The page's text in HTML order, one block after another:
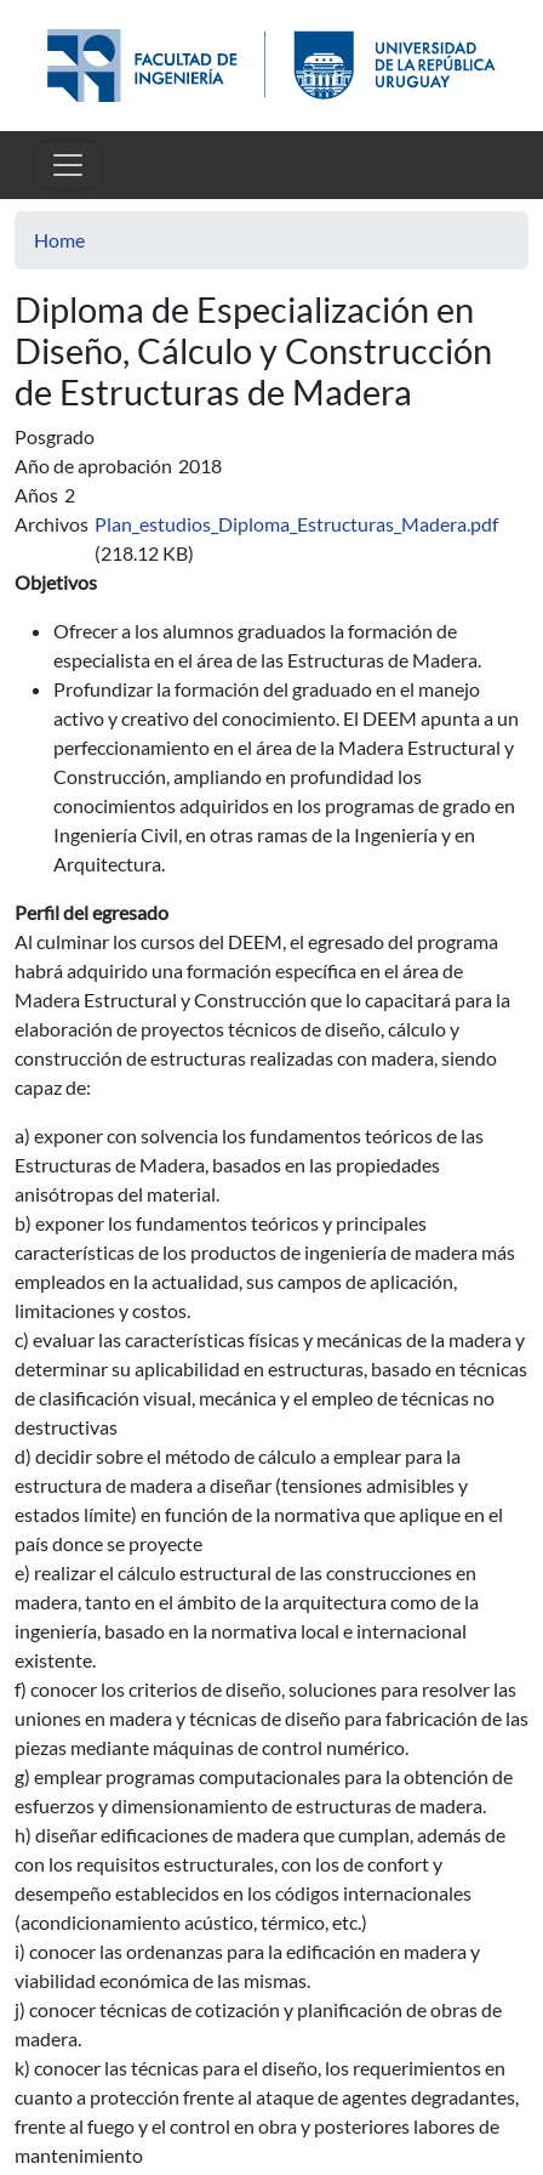
Home
Diploma de Especialización en
Diseño, Cálculo y Construcción
de Estructuras de Madera
Posgrado
Año de aprobación 2018
Años 2
Archivos Plan_estudios_Diploma_Estructuras_Madera.pdf
(218.12 KB)
Objetivos
Ofrecer a los alumnos graduados la formación de
especialista en el área de las Estructuras de Madera.
Profundizar la formación del graduado en el manejo
activo y creativo del conocimiento. El DEEM apunta a un
perfeccionamiento en el área de la Madera Estructural y
Construcción, ampliando en profundidad los
conocimientos adquiridos en los programas de grado en
Ingeniería Civil, en otras ramas de la Ingeniería y en
Arquitectura.
Perfil del egresado
Al culminar los cursos del DEEM, el egresado del programa
habrá adquirido una formación específica en el área de
Madera Estructural y Construcción que lo capacitará para la
elaboración de proyectos técnicos de diseño, cálculo y
construcción de estructuras realizadas con madera, siendo
capaz de:
a) exponer con solvencia los fundamentos teóricos de las
Estructuras de Madera, basados en las propiedades
anisótropas del material.
b) exponer los fundamentos teóricos y principales
características de los productos de ingeniería de madera más
empleados en la actualidad, sus campos de aplicación,
limitaciones y costos.
c) evaluar las características físicas y mecánicas de la madera y
determinar su aplicabilidad en estructuras, basado en técnicas
de clasificación visual, mecánica y el empleo de técnicas no
destructivas
d) decidir sobre el método de cálculo a emplear para la
estructura de madera a diseñar (tensiones admisibles y
estados límite) en función de la normativa que aplique en el
país donce se proyecte
e) realizar el cálculo estructural de las construcciones en
madera, tanto en el ámbito de la arquitectura como de la
ingeniería, basado en la normativa local e internacional
existente.
f) conocer los criterios de diseño, soluciones para resolver las
uniones en madera y técnicas de diseño para fabricación de las
piezas mediante máquinas de control numérico.
g) emplear programas computacionales para la obtención de
esfuerzos y dimensionamiento de estructuras de madera.
h) diseñar edificaciones de madera que cumplan, además de
con los requisitos estructurales, con los de confort y
desempeño establecidos en los códigos internacionales
(acondicionamiento acústico, térmico, etc.)
i) conocer las ordenanzas para la edificación en madera y
viabilidad económica de las mismas.
j) conocer técnicas de cotización y planificación de obras de
madera.
k) conocer las técnicas para el diseño, los requerimientos en
cuanto a protección frente al ataque de agentes degradantes,
frente al fuego y el control en obra y posteriores labores de
mantenimiento